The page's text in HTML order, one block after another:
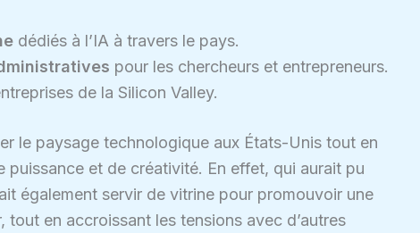
dédiés à l’IA à travers le pays.
pour les chercheurs et entrepreneurs.
de la Silicon Valley.
le paysage technologique aux États-Unis tout en
puissance et de créativité. En effet, qui aurait pu
également servir de vitrine pour promouvoir une
tout en accroissant les tensions avec d’autres